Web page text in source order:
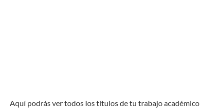
Aquí podrás ver todos los títulos de tu trabajo académico